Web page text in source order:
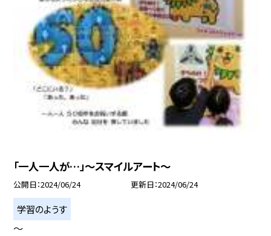
「一人一人が…」〜スマイルアート〜
公開日 2024/06/24 更新日 2024/06/24
学習のようす
〜